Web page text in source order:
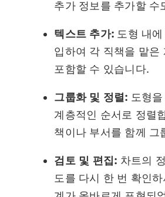
추가 정보를 추가할 수
텍스트 추가: 도형 내
입하여 각 직책을 맡은
포함할 수 있습니다.
그룹화 및 정렬: 도형
계층적인 순서로 정렬
책이나 부서를 함께 그
검토 및 편집: 차트의
도를 다시 한 번 확인